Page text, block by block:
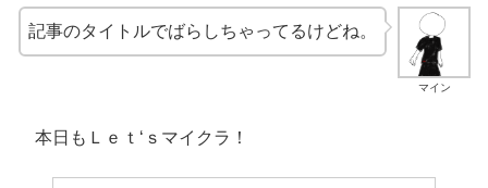
マイン
記事のタイトルでばらしちゃってるけどね。
本日もＬｅｔ‘ｓマイクラ！